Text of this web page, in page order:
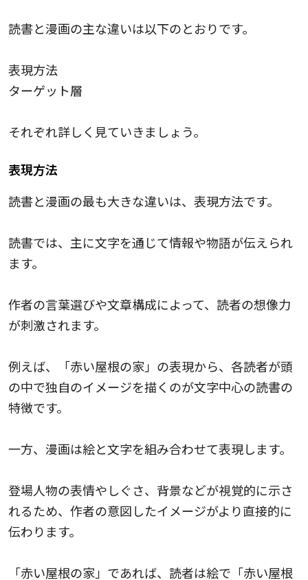
読書と漫画の主な違いは以下のとおりです。
表現方法
ターゲット層
それぞれ詳しく見ていきましょう。
表現方法
読書と漫画の最も大きな違いは、表現方法です。
読書では、主に文字を通じて情報や物語が伝えられ
ます。
作者の言葉選びや文章構成によって、読者の想像力
が刺激されます。
例えば、「赤い屋根の家」の表現から、各読者が頭
の中で独自のイメージを描くのが文字中心の読書の
特徴です。
一方、漫画は絵と文字を組み合わせて表現します。
登場人物の表情やしぐさ、背景などが視覚的に示さ
れるため、作者の意図したイメージがより直接的に
伝わります。
「赤い屋根の家」であれば、読者は絵で「赤い屋根